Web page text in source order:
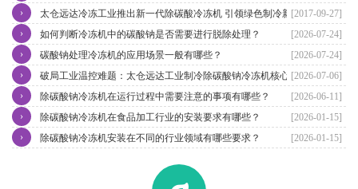
[2017-09-27]
太仓远达冷冻工业推出新一代除碳酸冷冻机 引领绿色制冷新潮流
›
[2026-07-24]
如何判断冷冻机中的碳酸钠是否需要进行脱除处理？
›
[2026-07-24]
碳酸钠处理冷冻机的应用场景一般有哪些？
›
[2026-07-06]
破局工业温控难题：太仓远达工业制冷除碳酸钠冷冻机核心优势解析
›
[2026-06-11]
除碳酸钠冷冻机在运行过程中需要注意的事项有哪些？
›
[2026-01-15]
除碳酸钠冷冻机在食品加工行业的安装要求有哪些？
›
[2026-01-15]
除碳酸钠冷冻机安装在不同的行业领域有哪些要求？
›